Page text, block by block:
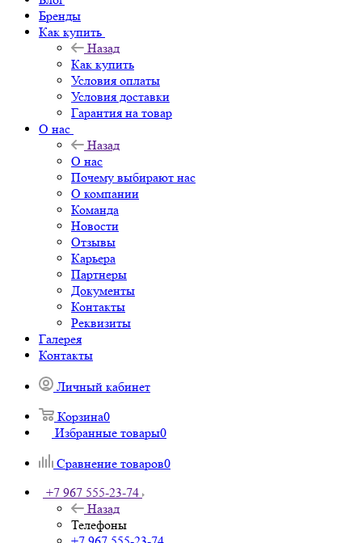
Бренды
Как купить
Назад
Как купить
Условия оплаты
Условия доставки
Гарантия на товар
О нас
Назад
О нас
Почему выбирают нас
О компании
Команда
Новости
Отзывы
Карьера
Партнеры
Документы
Контакты
Реквизиты
Галерея
Контакты
Личный кабинет
Корзина0
Избранные товары0
Сравнение товаров0
+7 967 555-23-74
Назад
Телефоны